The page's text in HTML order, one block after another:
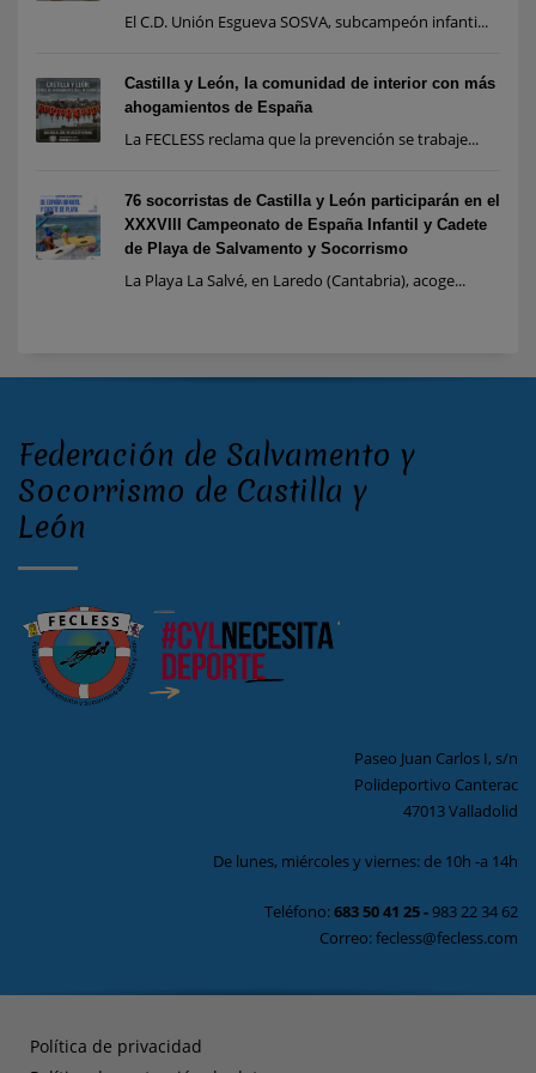
El C.D. Unión Esgueva SOSVA, subcampeón infanti...
Castilla y León, la comunidad de interior con más
ahogamientos de España
La FECLESS reclama que la prevención se trabaje...
76 socorristas de Castilla y León participarán en el
XXXVIII Campeonato de España Infantil y Cadete
de Playa de Salvamento y Socorrismo
La Playa La Salvé, en Laredo (Cantabria), acoge...
Federación de Salvamento y
Socorrismo de Castilla y
León
Paseo Juan Carlos I, s/n
Polideportivo Canterac
47013 Valladolid
De lunes, miércoles y viernes: de 10h -a 14h
Teléfono:683 50 41 25-983 22 34 62
Correo: fecless@fecless.com
Política de privacidad